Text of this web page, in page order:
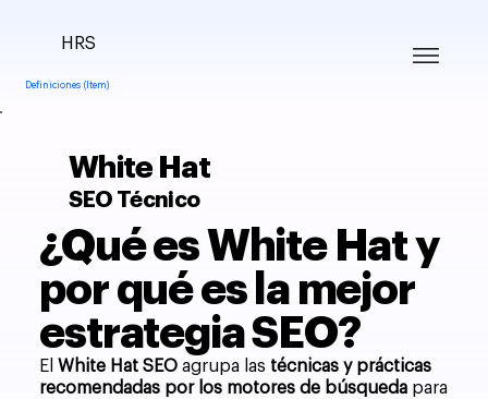
Definiciones (Item)
HRS
White Hat
SEO Técnico
¿Qué es White Hat y
por qué es la mejor
estrategia SEO?
El White Hat SEO agrupa las técnicas y prácticas
recomendadas por los motores de búsqueda para